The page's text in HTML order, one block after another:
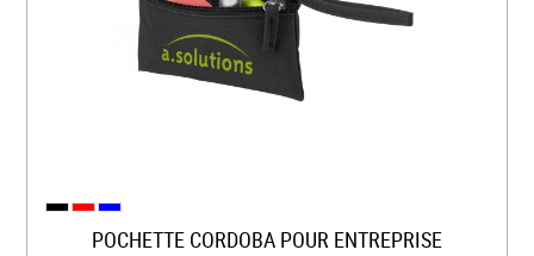
POCHETTE CORDOBA POUR ENTREPRISE